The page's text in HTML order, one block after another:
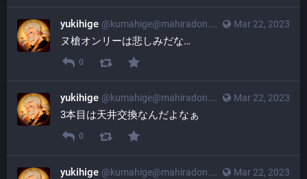
Mar 22, 2023
yukihige @kumahige@mahiradon.com
ヌ槍オンリーは悲しみだな…
0
Mar 22, 2023
yukihige @kumahige@mahiradon.com
3本目は天井交換なんだよなぁ
0
Mar 22, 2023
yukihige @kumahige@mahiradon.com